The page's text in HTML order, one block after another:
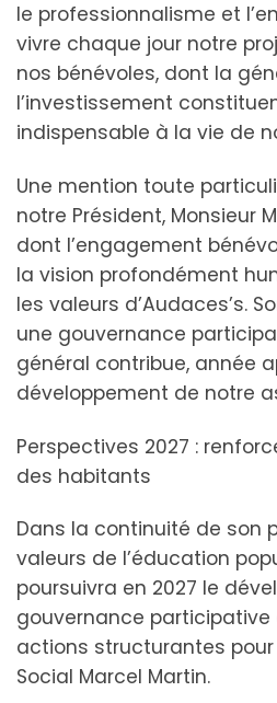
le professionnalisme et
vivre chaque jour notre
nos bénévoles, dont la
l’investissement
indispensable à la vie de
Une mention toute
notre Président, Monsieur
dont l’engagement
la vision profondément
les valeurs d’Audaces’s.
une gouvernance
général contribue, année
développement de notre
Perspectives 2027 :
des habitants
Dans la continuité de son
valeurs de l’éducation
poursuivra en 2027 le
gouvernance participative
actions structurantes
Social Marcel Martin.